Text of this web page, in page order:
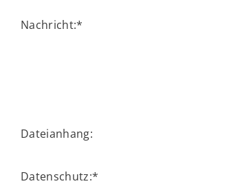
Nachricht:*
Dateianhang:
Datenschutz:*